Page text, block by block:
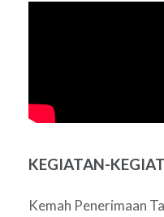
KEGIATAN-
Kemah Penerimaan